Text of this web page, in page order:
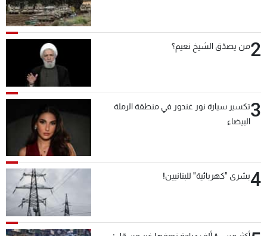
2من يصدّق الشيخ نعيم؟
3تكسير سيارة نور غندور في منطقة الرملة
البيضاء
4بشرى "كهربائية" للبنانيين!